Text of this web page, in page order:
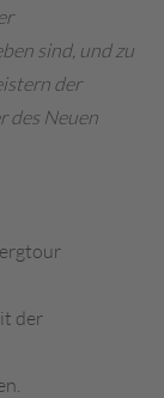
sind, und zu
der
des Neuen
der